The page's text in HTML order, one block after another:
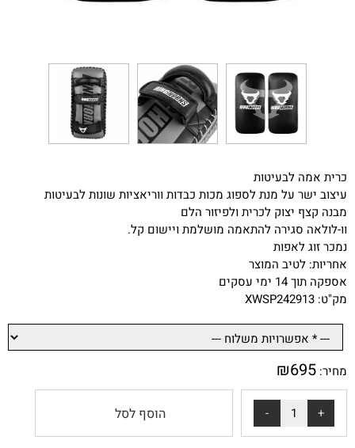
כרית אמה לבעיטות
עיצוב ישר על מנת לספוג מכות כבדות ווריאציות שונות לבעיטות
מבנה קצף יצוק לכרית ולפיזור הלם
וו-לולאה סגירה להתאמה מושלמת ויישום קל.
נמכר זוג לאפות
אחריות: לטיב המוצר
אספקה תוך 14 ימי עסקים
מק"ט: XWSP242913
מחיר: ₪695
הוסף לסל